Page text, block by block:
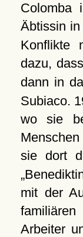
Colomba
Äbtissin
Konflikte
dazu,
dann in
Subiaco.
wo sie
sie dort
mit der
Arbeiter